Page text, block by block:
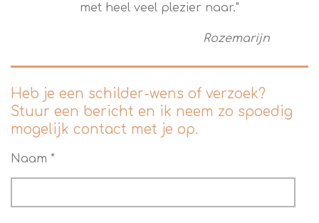
met heel veel plezier naar."
Rozemarijn
Heb je een schilder-wens of verzoek?
Stuur een bericht en ik neem zo spoedig
mogelijk contact met je op.
Naam *